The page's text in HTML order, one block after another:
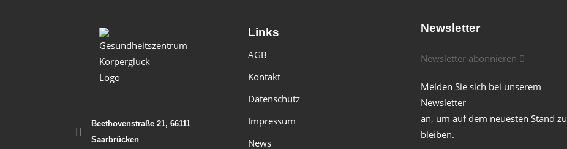
Beethovenstraße 21, 66111
Saarbrücken
Links
AGB
Kontakt
Datenschutz
Impressum
News
Newsletter
Newsletter abonnieren
Melden Sie sich bei unserem
Newsletter
an, um auf dem neuesten Stand zu
bleiben.